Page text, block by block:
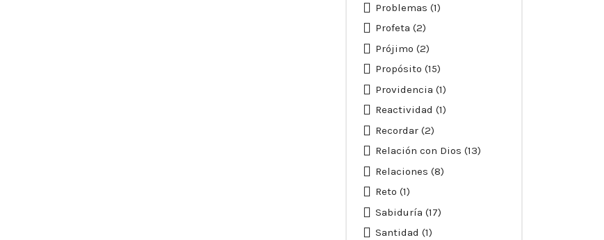
Problemas (1)
Profeta (2)
Prójimo (2)
Propósito (15)
Providencia (1)
Reactividad (1)
Recordar(2)
Relación con Dios (13)
Relaciones (8)
Reto (1)
Sabiduría (17)
Santidad (1)